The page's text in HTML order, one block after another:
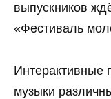
выпускников
«Фестиваль
Интерактивные
музыки